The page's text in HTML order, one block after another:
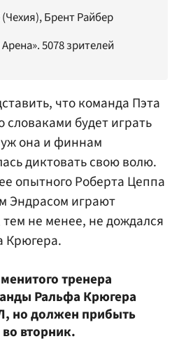
Брент Райбер
5078 зрителей
что команда Пэта
будет играть
она и финнам
диктовать свою волю.
опытного Роберта Цеппа
Эндрасом играют
не менее, не дождался
Крюгера.
тренера
Ральфа Крюгера
но должен прибыть
вторник.